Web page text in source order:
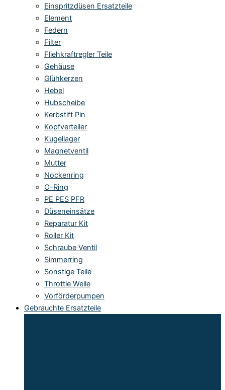
Einspritzdüsen Ersatzteile
Element
Federn
Filter
Fliehkraftregler Teile
Gehäuse
Glühkerzen
Hebel
Hubscheibe
Kerbstift Pin
Kopfverteiler
Kugellager
Magnetventil
Mutter
Nockenring
O-Ring
PE PES PFR
Düseneinsätze
Reparatur Kit
Roller Kit
Schraube Ventil
Simmerring
Sonstige Teile
Throttle Welle
Vorförderpumpen
Gebrauchte Ersatzteile